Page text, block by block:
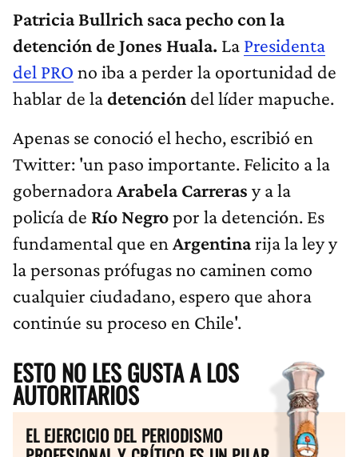
Patricia Bullrich saca pecho con la
detención de Jones Huala. La Presidenta
del PRO no iba a perder la oportunidad de
hablar de ladetención del líder mapuche.
Apenas se conoció el hecho, escribió en
Twitter: 'un paso importante. Felicito a la
gobernadoraArabela Carreras y a la
policía de Río Negropor la detención. Es
fundamental que en Argentinarija la ley y
la personas prófugas no caminen como
cualquier ciudadano, espero que ahora
continúe su proceso en Chile'.
ESTO NO LES GUSTA A LOS
AUTORITARIOS
EL EJERCICIO DEL PERIODISMO